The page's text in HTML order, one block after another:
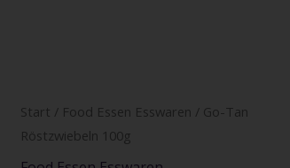
Start / Food Essen Esswaren / Go-Tan
Röstzwiebeln 100g
Go-
Tan
Röstzwiebeln